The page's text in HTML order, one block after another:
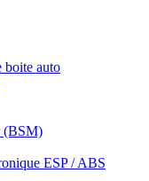
boite auto
(BSM)
ESP / ABS